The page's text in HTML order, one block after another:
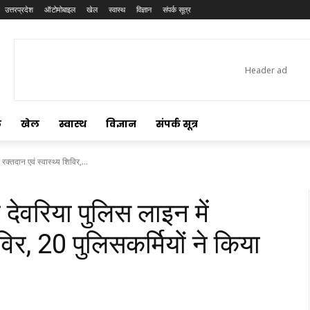
उत्तरप्रदेश ऑटोमोबाइल खेल स्वास्थ विज्ञान संपर्क सूत्र
खेल स्वास्थ विज्ञान संपर्क सूत्र
एवं स्वास्थ्य शिविर,...
देवरिया पुलिस लाइन में
20 पुलिसकर्मियों ने किया